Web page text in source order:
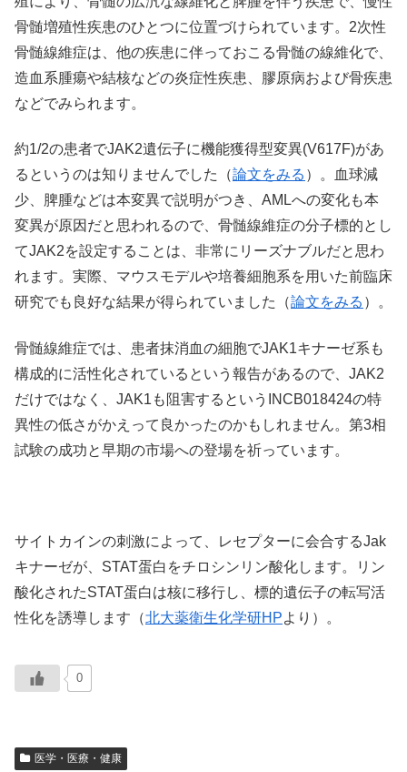
骨髄増殖性疾患のひとつに位置づけられています。2次性
骨髄線維症は、他の疾患に伴っておこる骨髄の線維化で、
造血系腫瘍や結核などの炎症性疾患、膠原病および骨疾患
などでみられます。
約1/2の患者でJAK2遺伝子に機能獲得型変異(V617F)があ
るというのは知りませんでした（論文をみる ）。血球減
少、脾腫などは本変異で説明がつき、AMLへの変化も本
変異が原因だと思われるので、骨髄線維症の分子標的とし
てJAK2を設定することは、非常にリーズナブルだと思わ
れます。実際、マウスモデルや培養細胞系を用いた前臨床
研究でも良好な結果が得られていました（論文をみる ）。
骨髄線維症では、患者抹消血の細胞でJAK1キナーゼ系も
構成的に活性化されているという報告があるので、JAK2
だけではなく、JAK1も阻害するというINCB018424の特
異性の低さがかえって良かったのかもしれません。第3相
試験の成功と早期の市場への登場を祈っています。
サイトカインの刺激によって、レセプターに会合するJak
キナーゼが、STAT蛋白をチロシンリン酸化します。リン
酸化されたSTAT蛋白は核に移行し、標的遺伝子の転写活
性化を誘導します（北大薬衛生化学研HPより）。
0
医学・医療・健康